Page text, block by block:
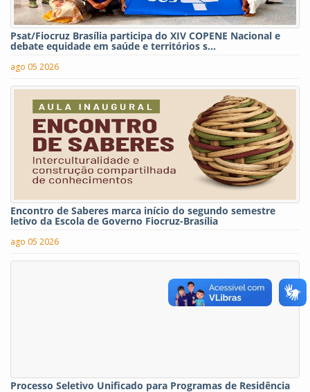
Psat/Fiocruz Brasília participa do XIV COPENE Nacional e
debate equidade em saúde e territórios s...
ago 05 2026
Encontro de Saberes marca início do segundo semestre
letivo da Escola de Governo Fiocruz-Brasília
ago 05 2026
Processo Seletivo Unificado para Programas de Residência